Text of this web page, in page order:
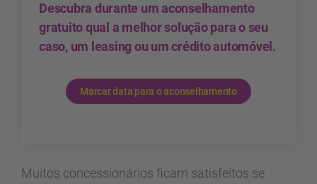
Descubra durante um aconselhamento
gratuito qual a melhor solução para o seu
caso, um leasing ou um crédito automóvel.
Marcar data para o aconselhamento
Muitos concessionários ficam satisfeitos se